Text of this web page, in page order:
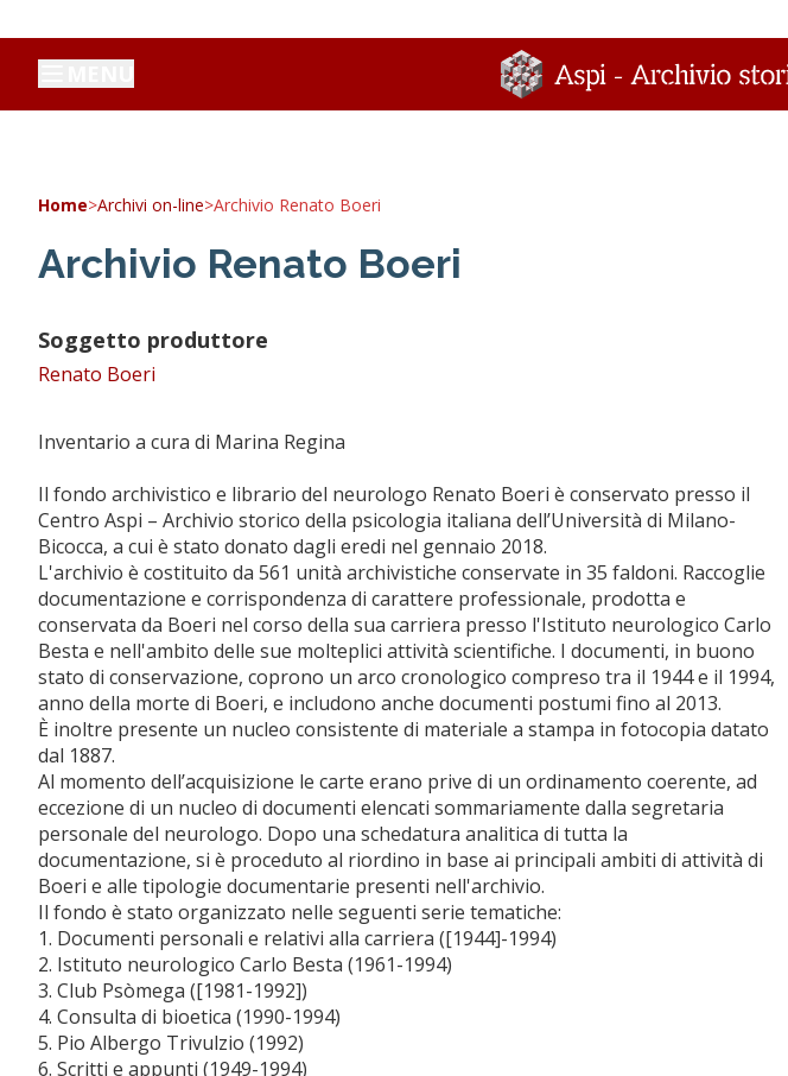
Home>Archivi on-line>Archivio Renato Boeri
Archivio Renato Boeri
Soggetto produttore
Renato Boeri
Inventario a cura di Marina Regina
Il fondo archivistico e librario del neurologo Renato Boeri è conservato presso il
Centro Aspi – Archivio storico della psicologia italiana dell’Università di Milano-
Bicocca, a cui è stato donato dagli eredi nel gennaio 2018.
L'archivio è costituito da 561 unità archivistiche conservate in 35 faldoni. Raccoglie
documentazione e corrispondenza di carattere professionale, prodotta e
conservata da Boeri nel corso della sua carriera presso l'Istituto neurologico Carlo
Besta e nell'ambito delle sue molteplici attività scientifiche. I documenti, in buono
stato di conservazione, coprono un arco cronologico compreso tra il 1944 e il 1994,
anno della morte di Boeri, e includono anche documenti postumi fino al 2013.
È inoltre presente un nucleo consistente di materiale a stampa in fotocopia datato
dal 1887.
Al momento dell’acquisizione le carte erano prive di un ordinamento coerente, ad
eccezione di un nucleo di documenti elencati sommariamente dalla segretaria
personale del neurologo. Dopo una schedatura analitica di tutta la
documentazione, si è proceduto al riordino in base ai principali ambiti di attività di
Boeri e alle tipologie documentarie presenti nell'archivio.
Il fondo è stato organizzato nelle seguenti serie tematiche:
1. Documenti personali e relativi alla carriera ([1944]-1994)
2. Istituto neurologico Carlo Besta (1961-1994)
3. Club Psòmega ([1981-1992])
4. Consulta di bioetica (1990-1994)
5. Pio Albergo Trivulzio (1992)
6. Scritti e appunti (1949-1994)